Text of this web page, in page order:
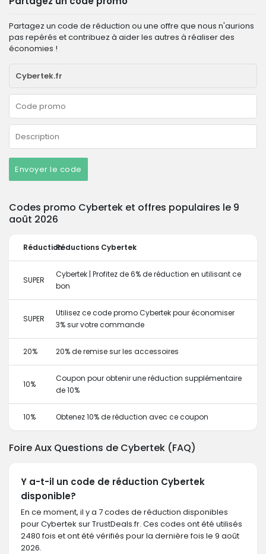
Partagez un code de réduction ou une offre que nous n'aurions
pas repérés et contribuez à aider les autres à réaliser des
économies !
Envoyer le code
Codes promo Cybertek et offres populaires le 9
août 2026
RéductionRéductions Cybertek
SUPER
Cybertek | Profitez de 6% de réduction en utilisant ce
bon
SUPER
Utilisez ce code promo Cybertek pour économiser
3% sur votre commande
20% 20% de remise sur les accessoires
10%
Coupon pour obtenir une réduction supplémentaire
de 10%
10% Obtenez 10% de réduction avec ce coupon
Foire Aux Questions de Cybertek (FAQ)
Y a-t-il un code de réduction Cybertek
disponible?
En ce moment, il y a 7 codes de réduction disponibles
pour Cybertek sur TrustDeals.fr. Ces codes ont été utilisés
2480 fois et ont été vérifiés pour la dernière fois le 9 août
2026.